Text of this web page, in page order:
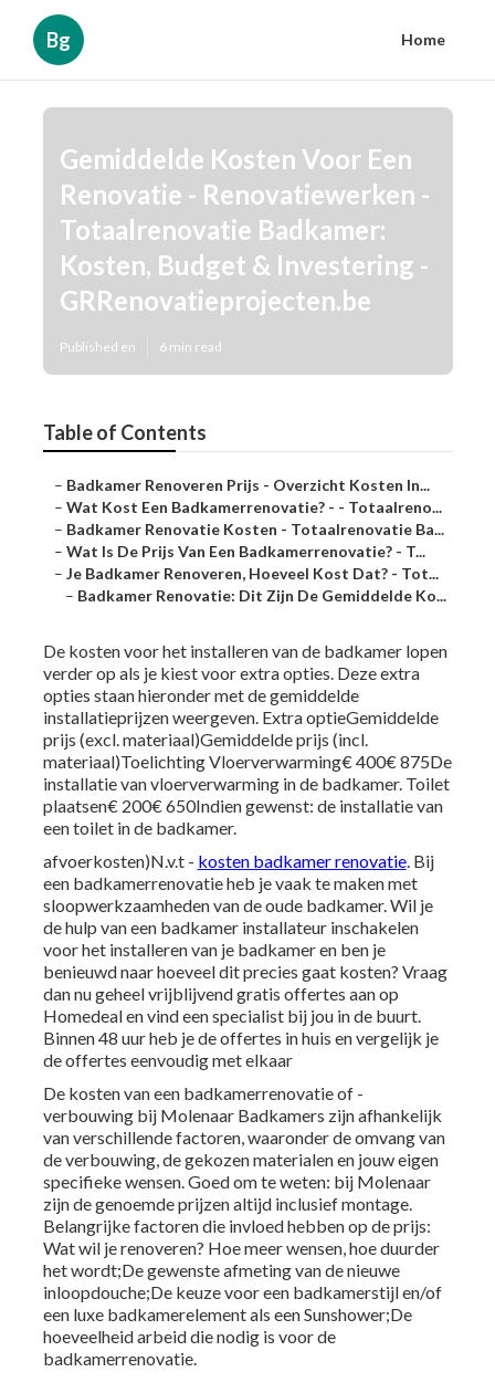
Bg Home
Gemiddelde Kosten Voor Een
Renovatie - Renovatiewerken -
Totaalrenovatie Badkamer:
Kosten, Budget & Investering -
GRRenovatieprojecten.be
Published en 6 min read
Table of Contents
– Badkamer Renoveren Prijs - Overzicht Kosten In...
– Wat Kost Een Badkamerrenovatie? - - Totaalreno...
– Badkamer Renovatie Kosten - Totaalrenovatie Ba...
– Wat Is De Prijs Van Een Badkamerrenovatie? - T...
– Je Badkamer Renoveren, Hoeveel Kost Dat? - Tot...
– Badkamer Renovatie: Dit Zijn De Gemiddelde Ko...
De kosten voor het installeren van de badkamer lopen
verder op als je kiest voor extra opties. Deze extra
opties staan hieronder met de gemiddelde
installatieprijzen weergeven. Extra optieGemiddelde
prijs (excl. materiaal)Gemiddelde prijs (incl.
materiaal)Toelichting Vloerverwarming€ 400€ 875De
installatie van vloerverwarming in de badkamer. Toilet
plaatsen€ 200€ 650Indien gewenst: de installatie van
een toilet in de badkamer.
afvoerkosten)N.v.t - kosten badkamer renovatie. Bij
een badkamerrenovatie heb je vaak te maken met
sloopwerkzaamheden van de oude badkamer. Wil je
de hulp van een badkamer installateur inschakelen
voor het installeren van je badkamer en ben je
benieuwd naar hoeveel dit precies gaat kosten? Vraag
dan nu geheel vrijblijvend gratis offertes aan op
Homedeal en vind een specialist bij jou in de buurt.
Binnen 48 uur heb je de offertes in huis en vergelijk je
de offertes eenvoudig met elkaar
De kosten van een badkamerrenovatie of -
verbouwing bij Molenaar Badkamers zijn afhankelijk
van verschillende factoren, waaronder de omvang van
de verbouwing, de gekozen materialen en jouw eigen
specifieke wensen. Goed om te weten: bij Molenaar
zijn de genoemde prijzen altijd inclusief montage.
Belangrijke factoren die invloed hebben op de prijs:
Wat wil je renoveren? Hoe meer wensen, hoe duurder
het wordt;De gewenste afmeting van de nieuwe
inloopdouche;De keuze voor een badkamerstijl en/of
een luxe badkamerelement als een Sunshower;De
hoeveelheid arbeid die nodig is voor de
badkamerrenovatie.